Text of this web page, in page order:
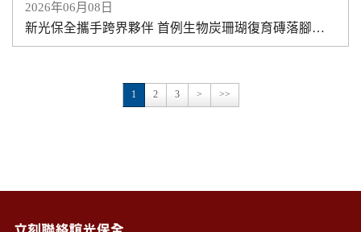
2026年06月08日
新光保全攜手跨界夥伴 首例生物炭珊瑚復育磚落腳澎湖
1 2 3 > >>